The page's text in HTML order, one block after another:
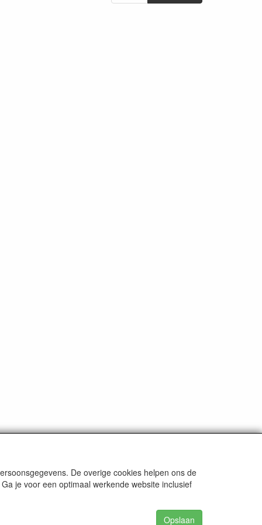
De overige cookies helpen ons de
je voor een optimaal werkende website inclusief
Opslaan